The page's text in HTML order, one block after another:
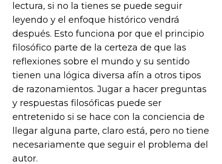
lectura, si no la tienes se puede seguir
leyendo y el enfoque histórico vendrá
después. Esto funciona por que el principio
filosófico parte de la certeza de que las
reflexiones sobre el mundo y su sentido
tienen una lógica diversa afín a otros tipos
de razonamientos. Jugar a hacer preguntas
y respuestas filosóficas puede ser
entretenido si se hace con la conciencia de
llegar alguna parte, claro está, pero no tiene
necesariamente que seguir el problema del
autor.